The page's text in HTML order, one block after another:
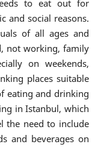
to eat out for
and social reasons.
of all ages and
not working, family
on weekends,
places suitable
eating and drinking
in Istanbul, which
the need to include
and beverages on